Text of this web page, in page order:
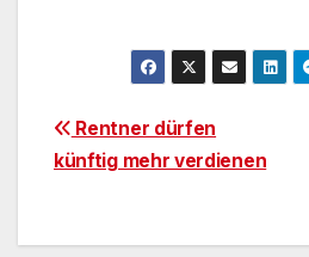
Rentner dürfen
künftig mehr verdienen